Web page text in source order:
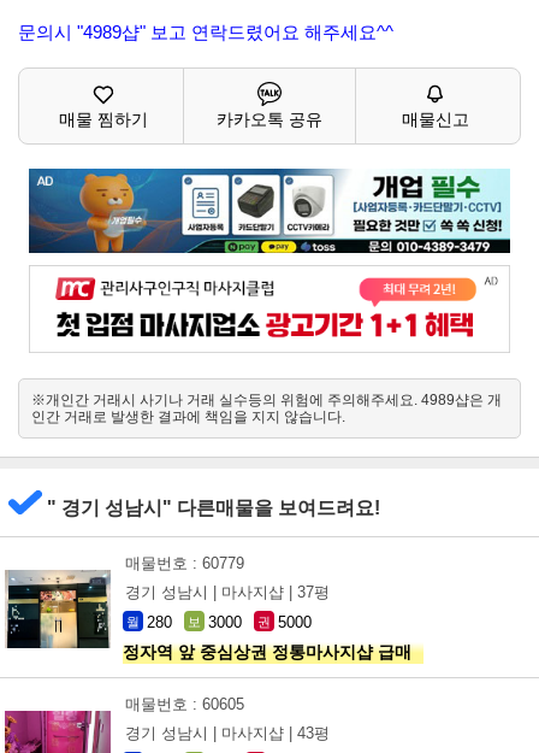
문의시 "4989샵" 보고 연락드렸어요 해주세요^^
매물 찜하기 카카오톡 공유 매물신고
※개인간 거래시 사기나 거래 실수등의 위험에 주의해주세요. 4989샵은 개
인간 거래로 발생한 결과에 책임을 지지 않습니다.
" 경기 성남시" 다른매물을 보여드려요!
매물번호 : 60779
경기 성남시 |
마사지샵 | 37평
월 280 보 3000 권 5000
정자역 앞 중심상권 정통마사지샵 급매
매물번호 : 60605
경기 성남시 |
마사지샵 | 43평